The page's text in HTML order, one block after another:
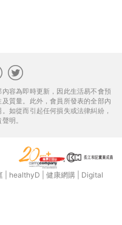
容為即時更新，因此生活易不會預
質量。此外，會員所發表的全部內
如從而引起任何損失或法律糾紛，
明。
healthyD 健康網購
Digital